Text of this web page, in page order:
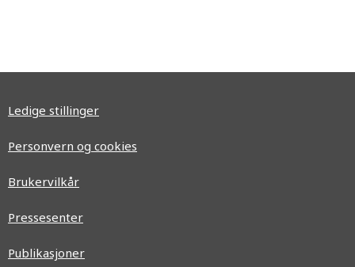
Ledige stillinger
Personvern og cookies
Brukervilkår
Pressesenter
Publikasjoner